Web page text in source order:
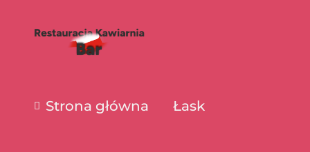
Strona główna Łask